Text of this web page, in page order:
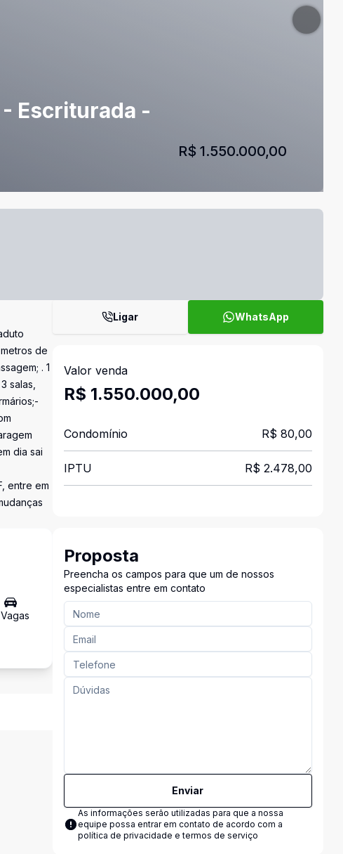
- Escriturada -
R$ 1.550.000,00
de
. 1
salas,
dia sai
entre em
Vagas
Ligar WhatsApp
Valor venda
R$ 1.550.000,00
Condomínio R$ 80,00
IPTU R$ 2.478,00
Proposta
Preencha os campos para que um de nossos
especialistas entre em contato
Enviar
As informações serão utilizadas para que a nossa
equipe possa entrar em contato de acordo com a
política de privacidade e termos de serviço